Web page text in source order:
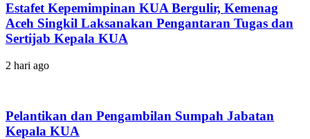
Estafet Kepemimpinan KUA Bergulir, Kemenag
Aceh Singkil Laksanakan Pengantaran Tugas dan
Sertijab Kepala KUA
2 hari ago
Pelantikan dan Pengambilan Sumpah Jabatan
Kepala KUA